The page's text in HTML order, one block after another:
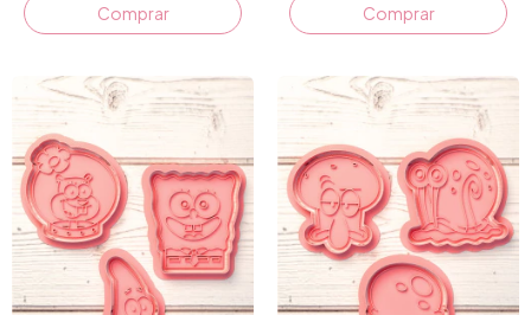
Comprar Comprar